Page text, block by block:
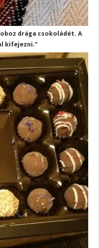
drága csokoládét. A
kifejezni.”